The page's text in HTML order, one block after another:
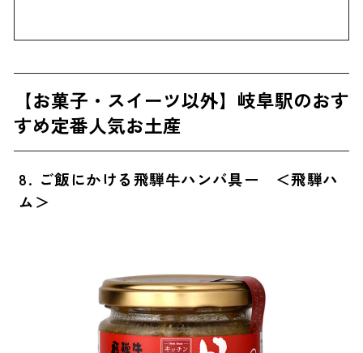
【お菓子・スイーツ以外】岐阜駅のおす
すめ定番人気お土産
8. ご飯にかける飛騨牛ハンバ具ー ＜飛騨ハ
ム＞